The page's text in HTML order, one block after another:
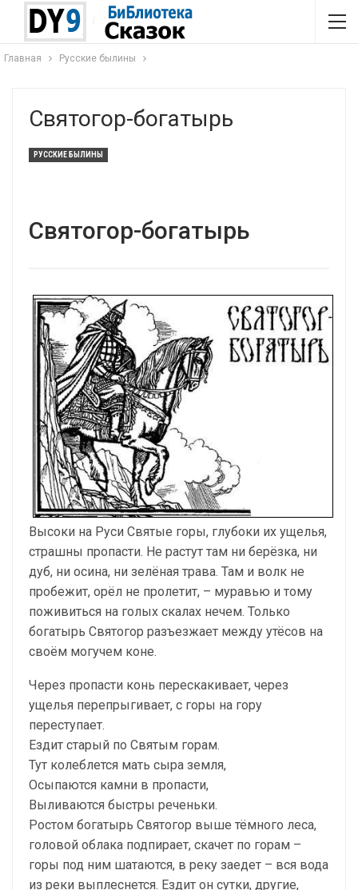
Главная Русские былины
Святогор-богатырь
РУССКИЕ БЫЛИНЫ
Святогор-богатырь
Высоки на Руси Святые горы, глубоки их ущелья,
страшны пропасти. Не растут там ни берёзка, ни
дуб, ни осина, ни зелёная трава. Там и волк не
пробежит, орёл не пролетит, – муравью и тому
поживиться на голых скалах нечем. Только
богатырь Святогор разъезжает между утёсов на
своём могучем коне.
Через пропасти конь перескакивает, через
ущелья перепрыгивает, с горы на гору
переступает.
Ездит старый по Святым горам.
Тут колеблется мать сыра земля,
Осыпаются камни в пропасти,
Выливаются быстры реченьки.
Ростом богатырь Святогор выше тёмного леса,
головой облака подпирает, скачет по горам –
горы под ним шатаются, в реку заедет – вся вода
из реки выплеснется. Ездит он сутки, другие,